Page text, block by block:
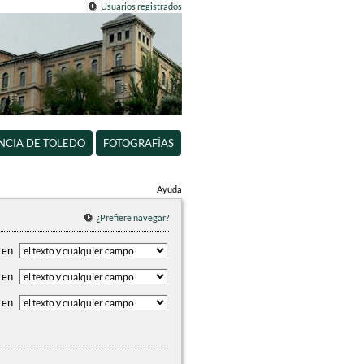
Usuarios registrados
DE TOLEDO FOTOGRAFÍAS
Ayuda
¿Prefiere navegar?
en
en
en